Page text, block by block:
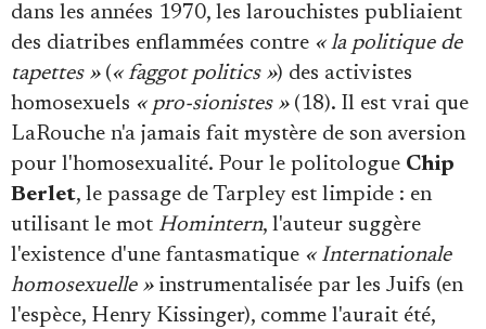
dans les années 1970, les larouchistes publiaient
des diatribes enflammées contre « la politique de
tapettes »(« faggot politics ») des activistes
homosexuels « pro-sionistes »(18). Il est vrai que
LaRouche n'a jamais fait mystère de son aversion
pour l'homosexualité. Pour le politologue Chip
Berlet, le passage de Tarpley est limpide : en
utilisant le mot Homintern, l'auteur suggère
l'existence d'une fantasmatique « Internationale
homosexuelle »instrumentalisée par les Juifs (en
l'espèce, Henry Kissinger), comme l'aurait été,